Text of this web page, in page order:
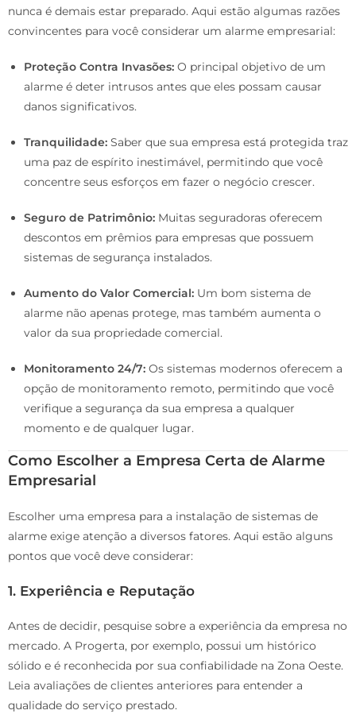
nunca é demais estar preparado. Aqui estão algumas razões
convincentes para você considerar um alarme empresarial:
Proteção Contra Invasões: O principal objetivo de um
alarme é deter intrusos antes que eles possam causar
danos significativos.
Tranquilidade: Saber que sua empresa está protegida traz
uma paz de espírito inestimável, permitindo que você
concentre seus esforços em fazer o negócio crescer.
Seguro de Patrimônio: Muitas seguradoras oferecem
descontos em prêmios para empresas que possuem
sistemas de segurança instalados.
Aumento do Valor Comercial: Um bom sistema de
alarme não apenas protege, mas também aumenta o
valor da sua propriedade comercial.
Monitoramento 24/7: Os sistemas modernos oferecem a
opção de monitoramento remoto, permitindo que você
verifique a segurança da sua empresa a qualquer
momento e de qualquer lugar.
Como Escolher a Empresa Certa de Alarme
Empresarial
Escolher uma empresa para a instalação de sistemas de
alarme exige atenção a diversos fatores. Aqui estão alguns
pontos que você deve considerar:
1. Experiência e Reputação
Antes de decidir, pesquise sobre a experiência da empresa no
mercado. A Progerta, por exemplo, possui um histórico
sólido e é reconhecida por sua confiabilidade na Zona Oeste.
Leia avaliações de clientes anteriores para entender a
qualidade do serviço prestado.